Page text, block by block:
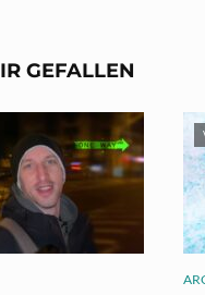
GEFALLEN